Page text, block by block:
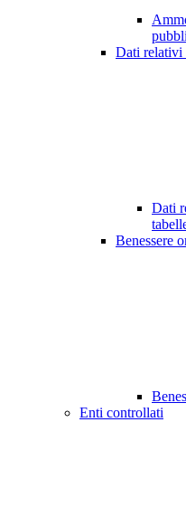
Dati relativi
Dati
Benessere
Enti controllati